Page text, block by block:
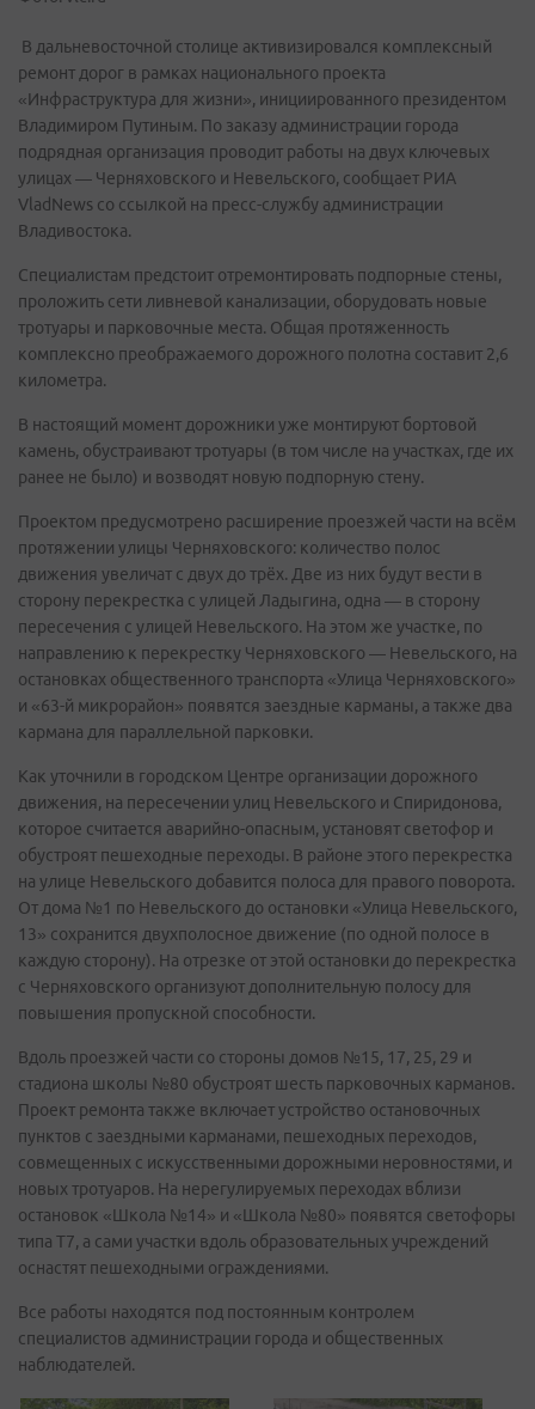
В дальневосточной столице активизировался комплексный
ремонт дорог в рамках национального проекта
«Инфраструктура для жизни», инициированного президентом
Владимиром Путиным. По заказу администрации города
подрядная организация проводит работы на двух ключевых
улицах — Черняховского и Невельского, сообщает РИА
VladNews со ссылкой на пресс-службу администрации
Владивостока.
Специалистам предстоит отремонтировать подпорные стены,
проложить сети ливневой канализации, оборудовать новые
тротуары и парковочные места. Общая протяженность
комплексно преображаемого дорожного полотна составит 2,6
километра.
В настоящий момент дорожники уже монтируют бортовой
камень, обустраивают тротуары (в том числе на участках, где их
ранее не было) и возводят новую подпорную стену.
Проектом предусмотрено расширение проезжей части на всём
протяжении улицы Черняховского: количество полос
движения увеличат с двух до трёх. Две из них будут вести в
сторону перекрестка с улицей Ладыгина, одна — в сторону
пересечения с улицей Невельского. На этом же участке, по
направлению к перекрестку Черняховского — Невельского, на
остановках общественного транспорта «Улица Черняховского»
и «63-й микрорайон» появятся заездные карманы, а также два
кармана для параллельной парковки.
Как уточнили в городском Центре организации дорожного
движения, на пересечении улиц Невельского и Спиридонова,
которое считается аварийно-опасным, установят светофор и
обустроят пешеходные переходы. В районе этого перекрестка
на улице Невельского добавится полоса для правого поворота.
От дома №1 по Невельского до остановки «Улица Невельского,
13» сохранится двухполосное движение (по одной полосе в
каждую сторону). На отрезке от этой остановки до перекрестка
с Черняховского организуют дополнительную полосу для
повышения пропускной способности.
Вдоль проезжей части со стороны домов №15, 17, 25, 29 и
стадиона школы №80 обустроят шесть парковочных карманов.
Проект ремонта также включает устройство остановочных
пунктов с заездными карманами, пешеходных переходов,
совмещенных с искусственными дорожными неровностями, и
новых тротуаров. На нерегулируемых переходах вблизи
остановок «Школа №14» и «Школа №80» появятся светофоры
типа Т7, а сами участки вдоль образовательных учреждений
оснастят пешеходными ограждениями.
Все работы находятся под постоянным контролем
специалистов администрации города и общественных
наблюдателей.